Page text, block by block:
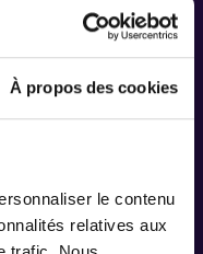
À propos des cookies
le contenu
relatives aux